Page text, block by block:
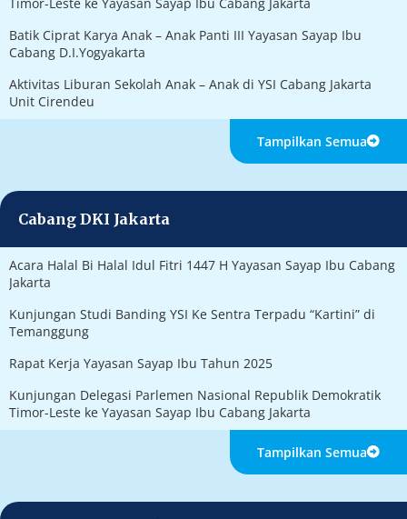
Batik Ciprat Karya Anak – Anak Panti III Yayasan Sayap Ibu
Cabang D.I.Yogyakarta
Aktivitas Liburan Sekolah Anak – Anak di YSI Cabang Jakarta
Unit Cirendeu
Tampilkan Semua
Cabang DKI Jakarta
Acara Halal Bi Halal Idul Fitri 1447 H Yayasan Sayap Ibu Cabang
Jakarta
Kunjungan Studi Banding YSI Ke Sentra Terpadu “Kartini” di
Temanggung
Rapat Kerja Yayasan Sayap Ibu Tahun 2025
Kunjungan Delegasi Parlemen Nasional Republik Demokratik
Timor-Leste ke Yayasan Sayap Ibu Cabang Jakarta
Tampilkan Semua